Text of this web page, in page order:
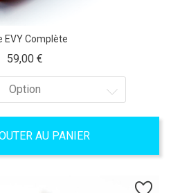
EVY Complète
59,00 €
Option
AU PANIER